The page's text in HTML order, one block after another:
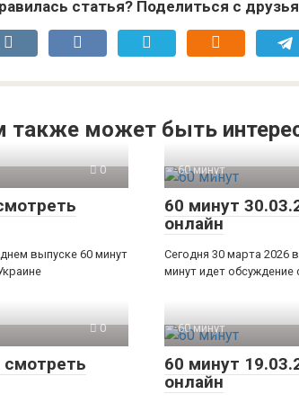
статья? Поделиться с
также может быть
0
выпуске 60 минут
60 минут
60 минут
онлайн
Сегодня 30 марта 2026
минут идет обсуждение
0
смотреть
60 минут
60 минут
онлайн